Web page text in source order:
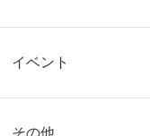
イベント
その他